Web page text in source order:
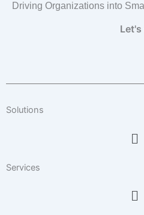
Driving Organizations into
Solutions
Services